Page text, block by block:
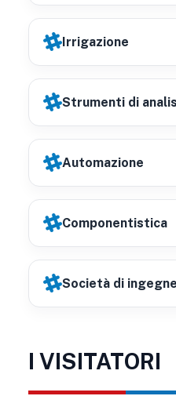
Irrigazione
Strumenti di
Automazione
Componentistica
Società di
I VISITATORI